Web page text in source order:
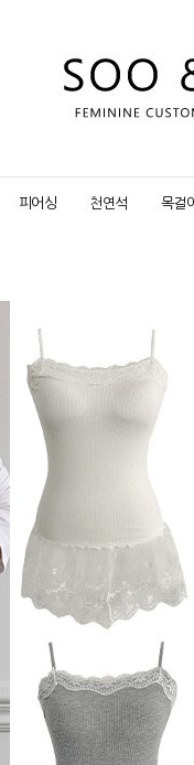
피어싱 천연석 목걸이